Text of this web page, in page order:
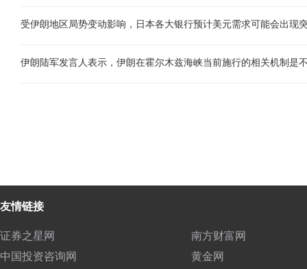
友情链接
证券之星网
南方财富网
中国投资咨询网
黄金网